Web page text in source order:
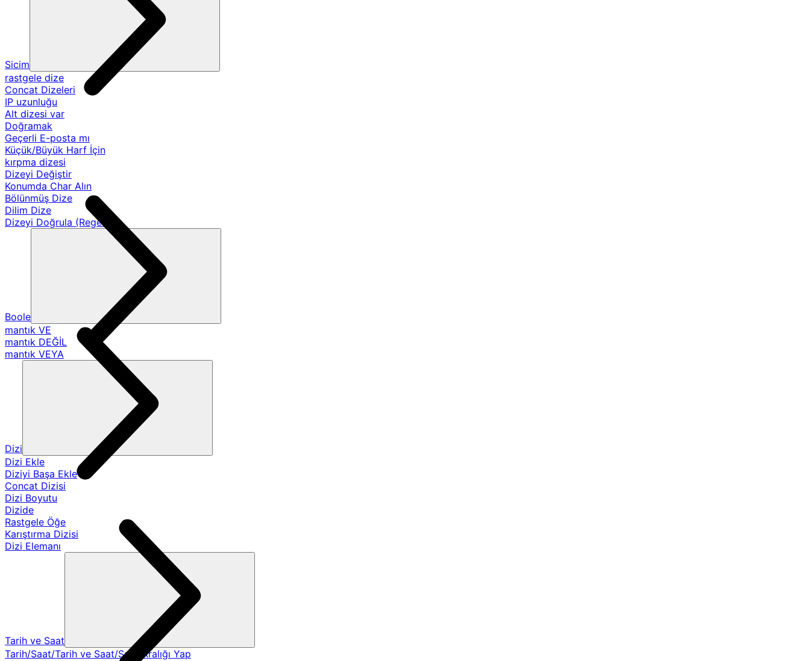
Sicim
rastgele dize
Concat Dizeleri
IP uzunluğu
Alt dizesi var
Doğramak
Geçerli E-posta mı
Küçük/Büyük Harf İçin
kırpma dizesi
Dizeyi Değiştir
Konumda Char Alın
Bölünmüş Dize
Dilim Dize
Dizeyi Doğrula (Regex)
Boole
mantık VE
mantık DEĞİL
mantık VEYA
Dizi
Dizi Ekle
Diziyi Başa Ekle
Concat Dizisi
Dizi Boyutu
Dizide
Rastgele Öğe
Karıştırma Dizisi
Dizi Elemanı
Tarih ve Saat
Tarih/Saat/Tarih ve Saat/Saat Aralığı Yap